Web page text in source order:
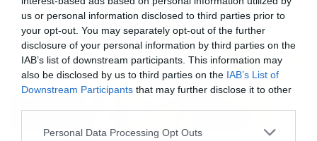
us or personal information disclosed to third parties prior to
your opt-out. You may separately opt-out of the further
disclosure of your personal information by third parties on the
IAB’s list of downstream participants. This information may
also be disclosed by us to third parties on the IAB’s List of
Downstream Participants that may further disclose it to other
Please note that this website/app uses one or more Google
Personal Data Processing Opt Outs